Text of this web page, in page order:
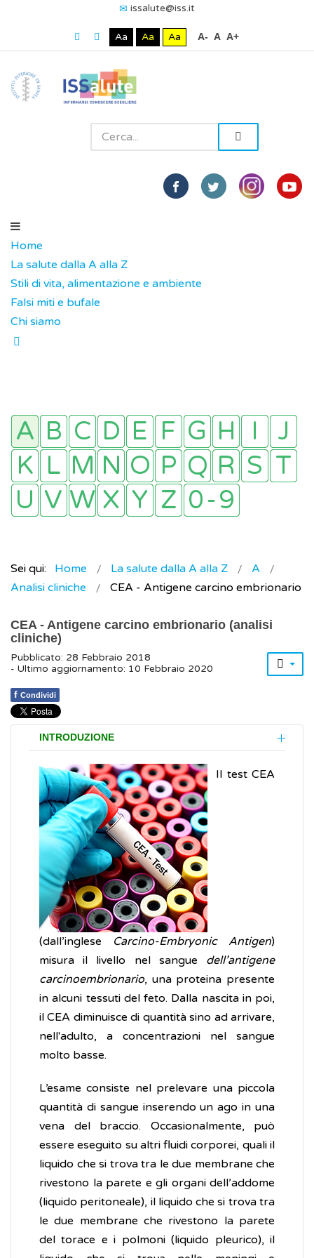
issalute@iss.it
Aa Aa Aa A- A A+
Home
La salute dalla A alla Z
Stili di vita, alimentazione e ambiente
Falsi miti e bufale
Chi siamo
Sei qui: Home La salute dalla A alla Z
A
Analisi cliniche
CEA - Antigene carcino embrionario
CEA - Antigene carcino embrionario (analisi
cliniche)
Pubblicato: 28 Febbraio 2018
- Ultimo aggiornamento: 10 Febbraio 2020
f Condividi
INTRODUZIONE
Il test CEA
(dall’inglese Carcino-Embryonic Antigen)
misura il livello nel sangue dell’antigene
carcinoembrionario, una proteina presente
in alcuni tessuti del feto. Dalla nascita in poi,
il CEA diminuisce di quantità sino ad arrivare,
nell'adulto, a concentrazioni nel sangue
molto basse.
L’esame consiste nel prelevare una piccola
quantità di sangue inserendo un ago in una
vena del braccio. Occasionalmente, può
essere eseguito su altri fluidi corporei, quali il
liquido che si trova tra le due membrane che
rivestono la parete e gli organi dell’addome
(liquido peritoneale), il liquido che si trova tra
le due membrane che rivestono la parete
del torace e i polmoni (liquido pleurico), il